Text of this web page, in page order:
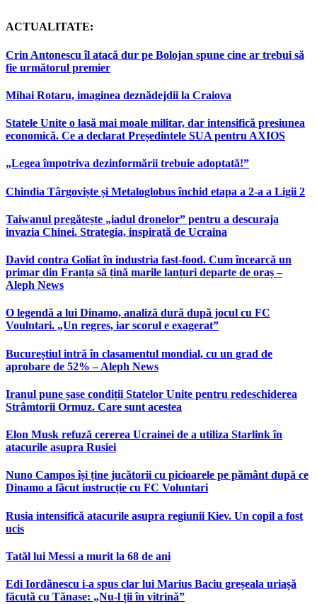
ACTUALITATE:
Crin Antonescu îl atacă dur pe Bolojan spune cine ar trebui să
fie următorul premier
Mihai Rotaru, imaginea deznădejdii la Craiova
Statele Unite o lasă mai moale militar, dar intensifică presiunea
economică. Ce a declarat Președintele SUA pentru AXIOS
„Legea împotriva dezinformării trebuie adoptată!”
Chindia Târgoviște și Metaloglobus închid etapa a 2-a a Ligii 2
Taiwanul pregătește „iadul dronelor” pentru a descuraja
invazia Chinei. Strategia, inspirată de Ucraina
David contra Goliat în industria fast-food. Cum încearcă un
primar din Franța să țină marile lanțuri departe de oraș –
Aleph News
O legendă a lui Dinamo, analiză dură după jocul cu FC
Voulntari. „Un regres, iar scorul e exagerat”
Bucureștiul intră în clasamentul mondial, cu un grad de
aprobare de 52% – Aleph News
Iranul pune șase condiții Statelor Unite pentru redeschiderea
Strâmtorii Ormuz. Care sunt acestea
Elon Musk refuză cererea Ucrainei de a utiliza Starlink în
atacurile asupra Rusiei
Nuno Campos își ține jucătorii cu picioarele pe pământ după ce
Dinamo a făcut instrucție cu FC Voluntari
Rusia intensifică atacurile asupra regiunii Kiev. Un copil a fost
ucis
Tatăl lui Messi a murit la 68 de ani
Edi Iordănescu i-a spus clar lui Marius Baciu greșeala uriașă
făcută cu Tănase: „Nu-l ții în vitrină”